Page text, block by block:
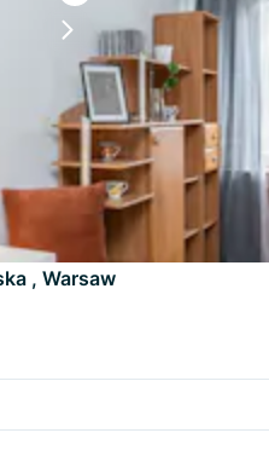
, Warsaw